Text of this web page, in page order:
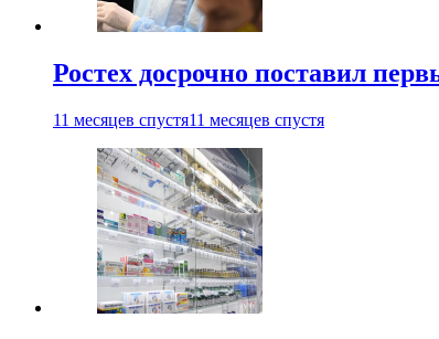
Ростех досрочно поставил
11 месяцев спустя11 месяцев спустя